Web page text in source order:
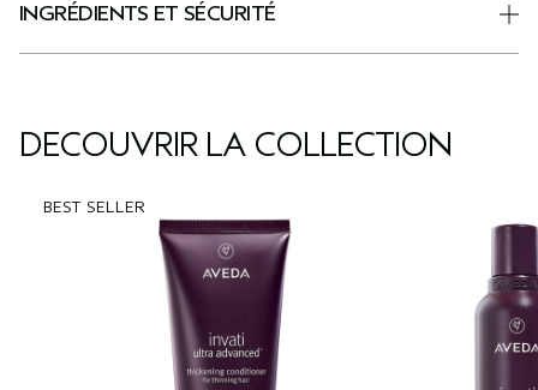
INGRÉDIENTS ET SÉCURITÉ
DÉCOUVRIR LA COLLECTION
BEST SELLER